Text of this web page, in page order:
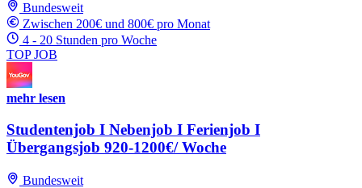
Bundesweit
Zwischen 200€ und 800€ pro Monat
4 - 20 Stunden pro Woche
TOP JOB
mehr lesen
Studentenjob I Nebenjob I Ferienjob I
Übergangsjob 920-1200€/ Woche
Bundesweit